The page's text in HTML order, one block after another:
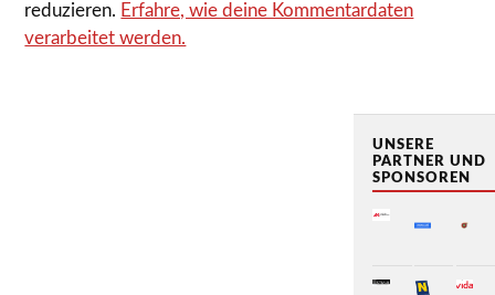
reduzieren. Erfahre, wie deine Kommentardaten
verarbeitet werden.
UNSERE
PARTNER UND
SPONSOREN